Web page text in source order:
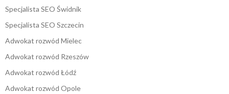
Specjalista SEO Świdnik
Specjalista SEO Szczecin
Adwokat rozwód Mielec
Adwokat rozwód Rzeszów
Adwokat rozwód Łódź
Adwokat rozwód Opole